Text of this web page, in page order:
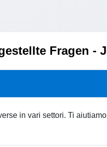
Fragen -
in vari settori. Ti